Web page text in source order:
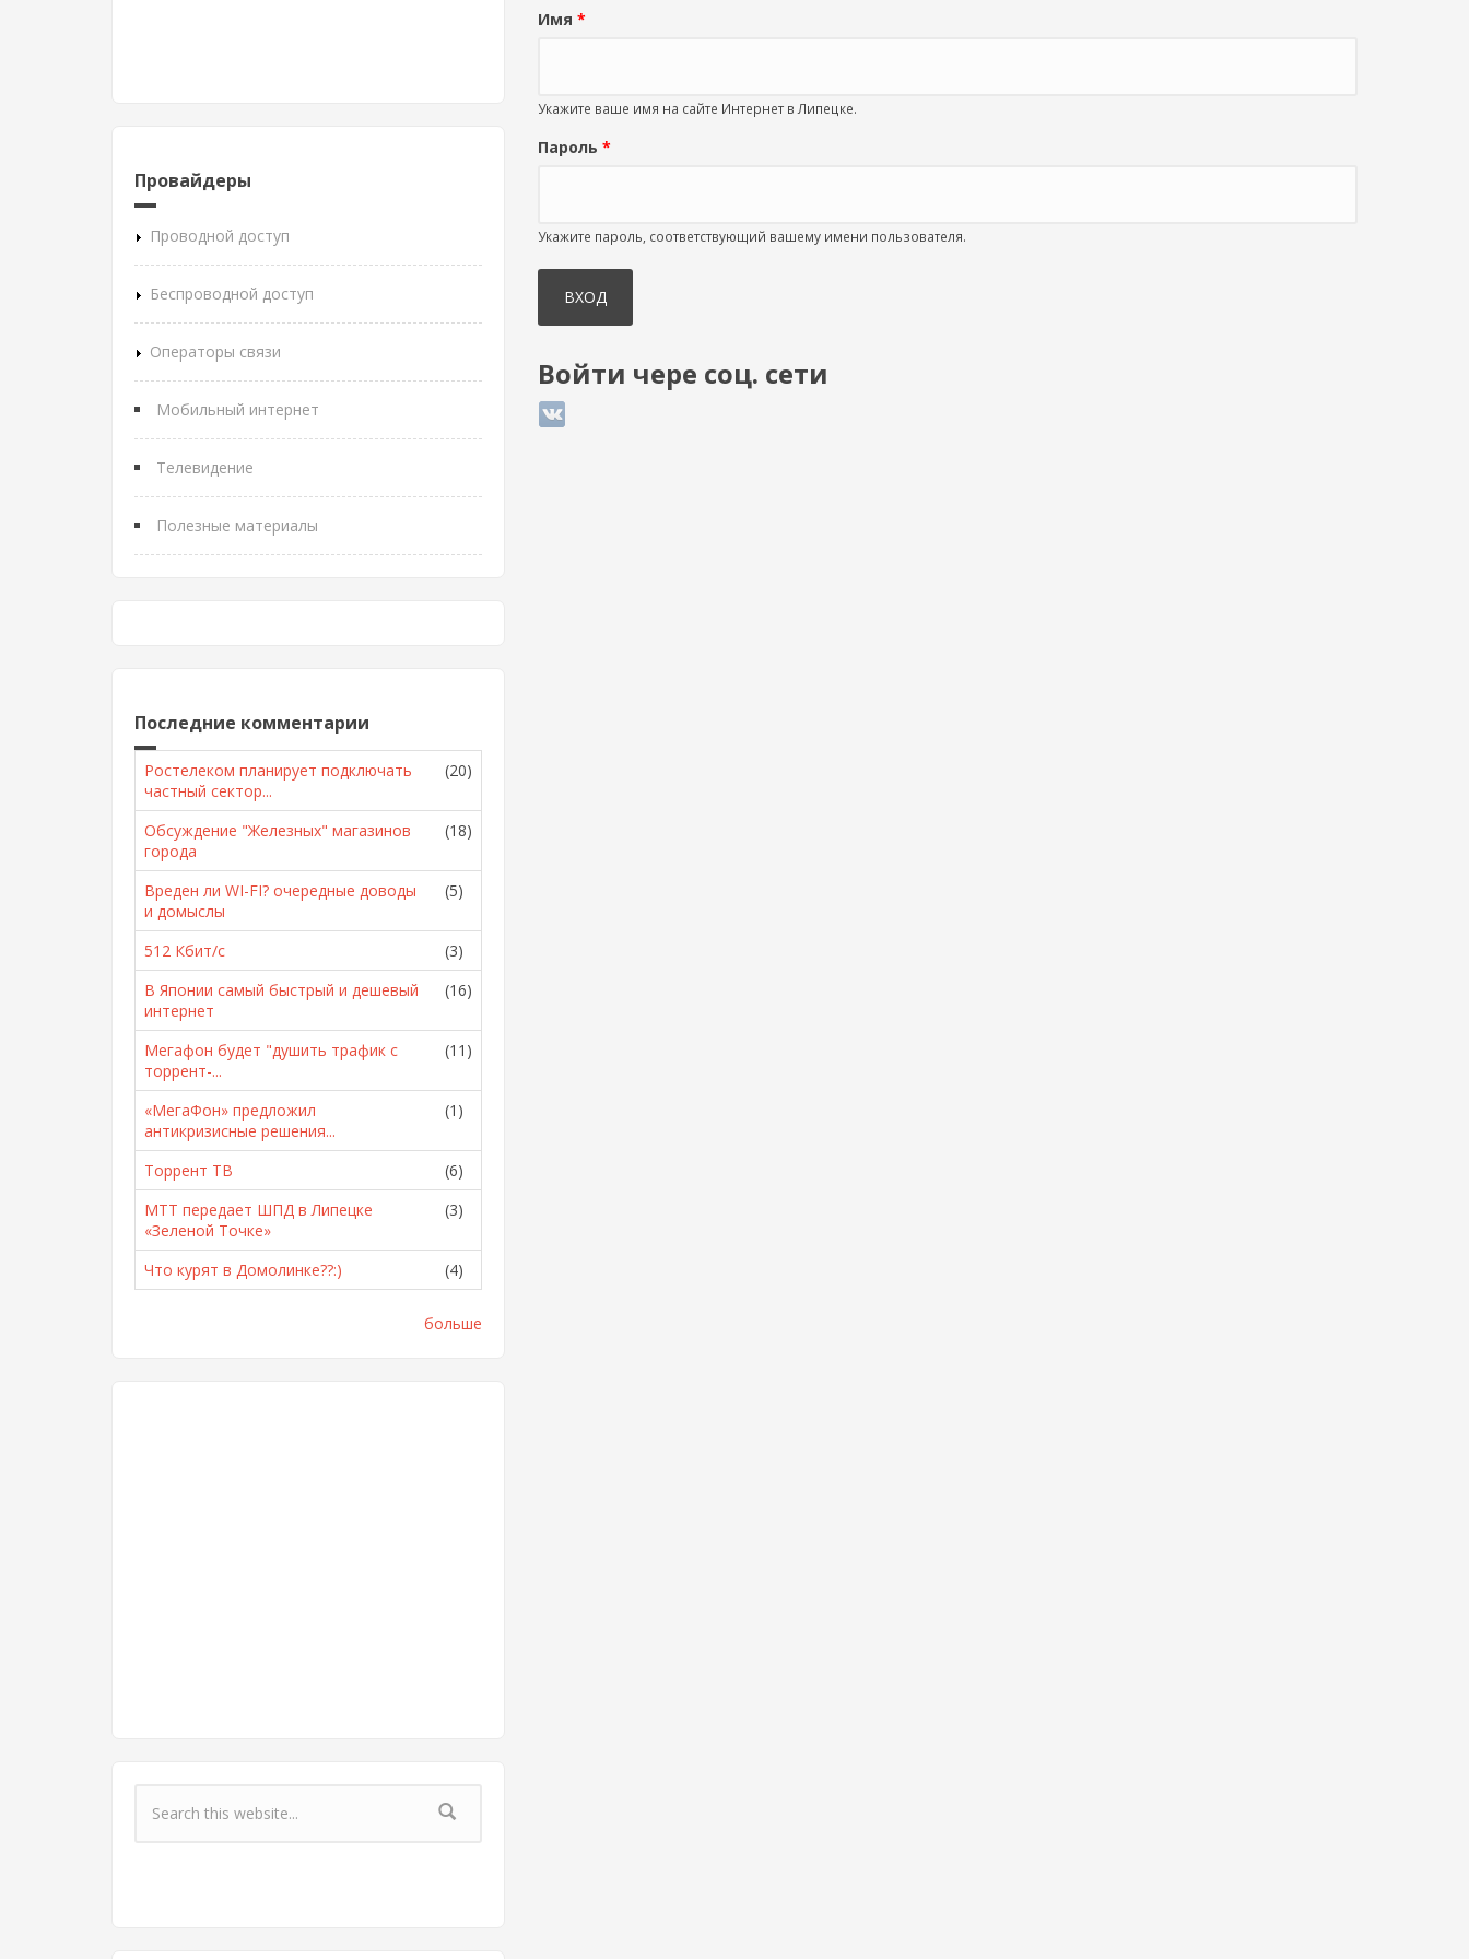
Провайдеры
Проводной доступ
Беспроводной доступ
Операторы связи
Мобильный интернет
Телевидение
Полезные материалы
Последние комментарии
Ростелеком планирует подключать
частный сектор...
(20)
Обсуждение "Железных" магазинов
города
(18)
Вреден ли WI-FI? очередные доводы
и домыслы
(5)
512 Кбит/с
(3)
В Японии самый быстрый и дешевый
интернет
(16)
Мегафон будет "душить трафик с
торрент-...
(11)
«МегаФон» предложил
антикризисные решения...
(1)
Торрент ТВ
(6)
МТТ передает ШПД в Липецке
«Зеленой Точке»
(3)
Что курят в Домолинке??:) (4)
больше
Форма поиска
Имя *
Укажите ваше имя на сайте Интернет в Липецке.
Пароль *
Укажите пароль, соответствующий вашему имени пользователя.
Войти чере соц. сети
Login with ВКонтакте